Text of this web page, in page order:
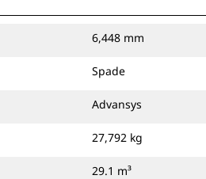
6,448 mm
Spade
Advansys
27,792 kg
29.1 m³